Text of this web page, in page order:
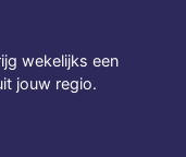
wekelijks een
jouw regio.